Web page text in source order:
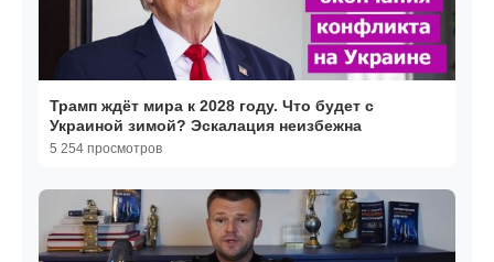
Трамп ждёт мира к 2028 году. Что будет с
Украиной зимой? Эскалация неизбежна
5 254 просмотров